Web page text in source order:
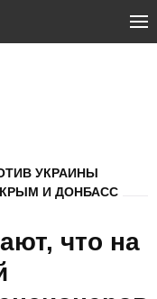
УКРАИНЫ
И ДОНБАСС
что на